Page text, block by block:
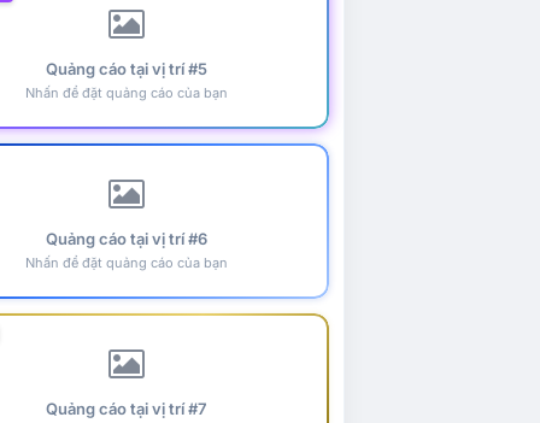
Quảng cáo tại vị trí #5
Nhấn để đặt quảng cáo của bạn
Quảng cáo tại vị trí #6
Nhấn để đặt quảng cáo của bạn
Quảng cáo tại vị trí #7